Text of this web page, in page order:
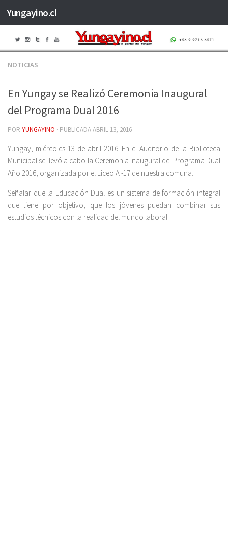
Saltar al contenido
Yungayino.cl
NOTICIAS
En Yungay se Realizó Ceremonia Inaugural
del Programa Dual 2016
POR YUNGAYINO · PUBLICADAABRIL 13, 2016
Yungay, miércoles 13 de abril 2016: En el Auditorio de la Biblioteca
Municipal se llevó a cabo la Ceremonia Inaugural del Programa Dual
Año 2016, organizada por el Liceo A -17 de nuestra comuna.
Señalar que la Educación Dual es un sistema de formación integral
que tiene por objetivo, que los jóvenes puedan combinar sus
estudios técnicos con la realidad del mundo laboral.